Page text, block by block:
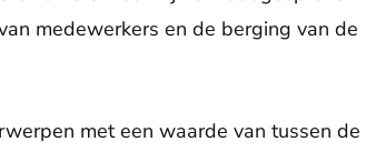
medewerkers en de berging van de
met een waarde van tussen de